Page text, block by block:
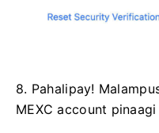
8. Pahalipay!
MEXC account